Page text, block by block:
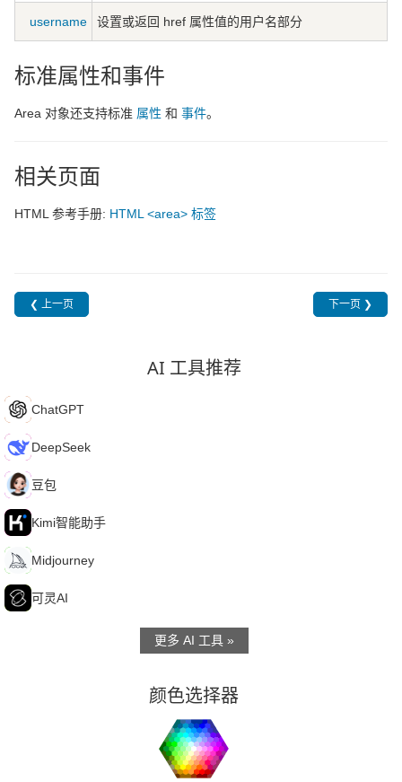
username 设置或返回 href 属性值的用户名部分
标准属性和事件
Area 对象还支持标准 属性 和 事件。
相关页面
HTML 参考手册: HTML <area> 标签
❮ 上一页 下一页 ❯
AI 工具推荐
C ChatGPT
D DeepSeek
豆 豆包
K Kimi智能助手
M Midjourney
可 可灵AI
更多 AI 工具 »
颜色选择器